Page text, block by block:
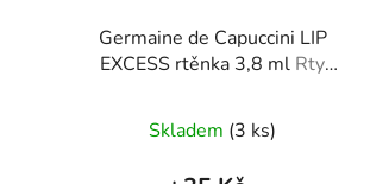
Germaine de Capuccini LIP
EXCESS rtěnka 3,8 ml Rty
Skladem (3 ks)